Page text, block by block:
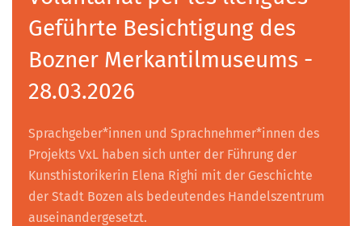
Geführte Besichtigung des
Bozner Merkantilmuseums -
28.03.2026
Sprachgeber*innen und Sprachnehmer*innen des
Projekts VxL haben sich unter der Führung der
Kunsthistorikerin Elena Righi mit der Geschichte
der Stadt Bozen als bedeutendes Handelszentrum
auseinandergesetzt.